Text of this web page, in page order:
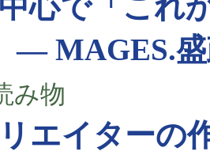
MAGES.盛
み物
エイターの